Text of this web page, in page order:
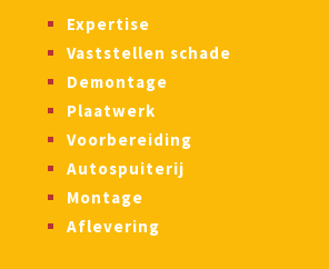
Expertise
Vaststellen schade
Demontage
Plaatwerk
Voorbereiding
Autospuiterij
Montage
Aflevering